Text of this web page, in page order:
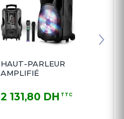
HAUT-PARLEUR
AMPLIFIÉ
2 131,80 DH TTC